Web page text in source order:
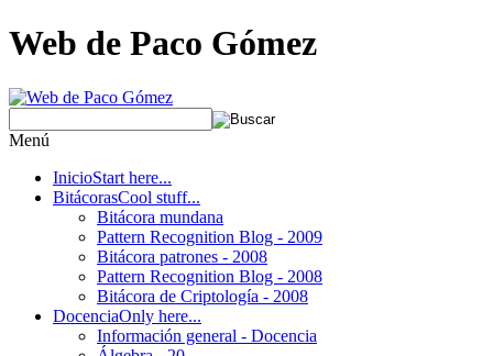
Web de Paco Gómez
Menú
InicioStart here...
BitácorasCool stuff...
Bitácora mundana
Pattern Recognition Blog - 2009
Bitácora patrones - 2008
Pattern Recognition Blog - 2008
Bitácora de Criptología - 2008
DocenciaOnly here...
Información general - Docencia